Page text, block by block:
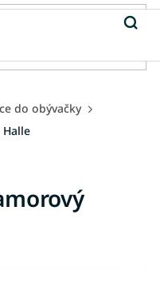
do obývačky